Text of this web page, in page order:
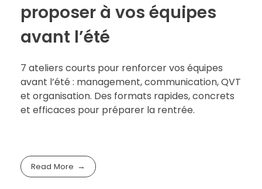
proposer à vos équipes
avant l’été
7 ateliers courts pour renforcer vos équipes
avant l’été : management, communication, QVT
et organisation. Des formats rapides, concrets
et efficaces pour préparer la rentrée.
Read More